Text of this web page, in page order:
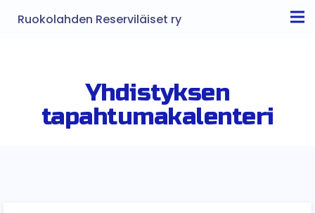
Ruokolahden Reserviläiset ry
Yhdistyksen
tapahtumakalenteri